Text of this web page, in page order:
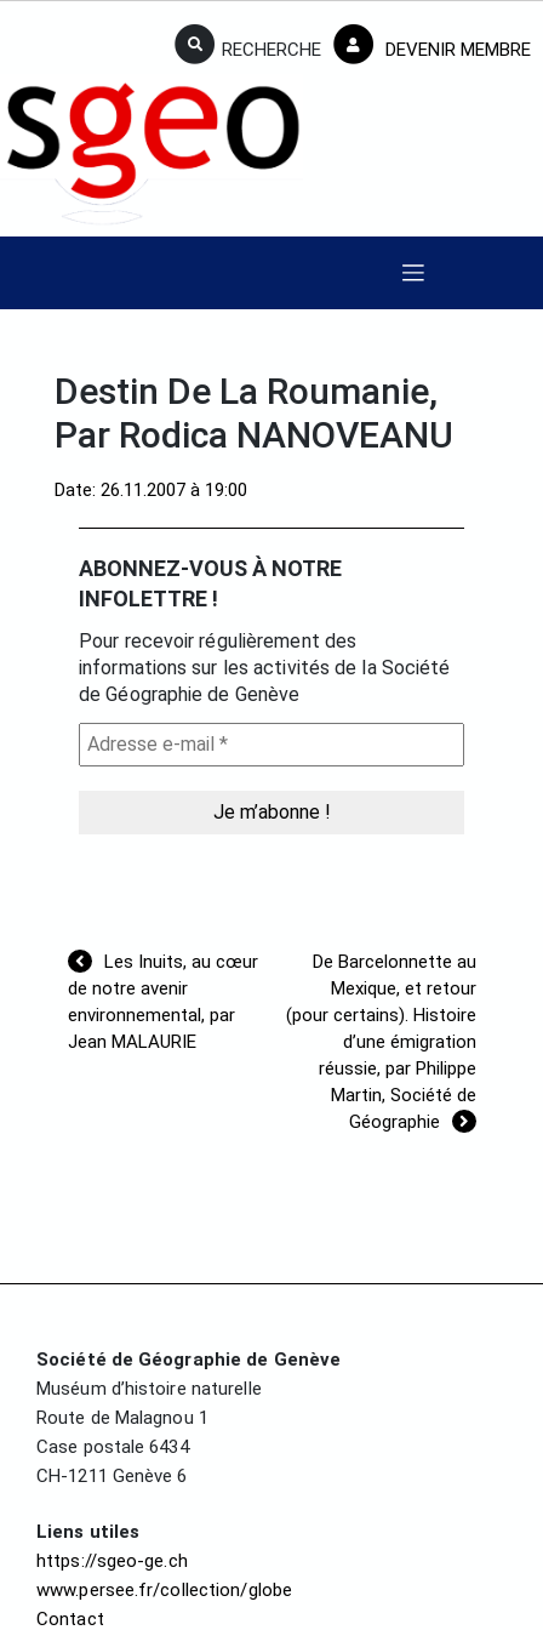
RECHERCHE DEVENIR MEMBRE
Destin De La Roumanie,
Par Rodica NANOVEANU
Date: 26.11.2007 à 19:00
ABONNEZ-VOUS À NOTRE
INFOLETTRE !
Pour recevoir régulièrement des
informations sur les activités de la Société
de Géographie de Genève
Navigation
de
l’article
Les Inuits, au cœur
de notre avenir
environnemental, par
Jean MALAURIE
De Barcelonnette au
Mexique, et retour
(pour certains). Histoire
d’une émigration
réussie, par Philippe
Martin, Société de
Géographie
Société de Géographie de Genève
Muséum d’histoire naturelle
Route de Malagnou 1
Case postale 6434
CH-1211 Genève 6
Liens utiles
https://sgeo-ge.ch
www.persee.fr/collection/globe
Contact